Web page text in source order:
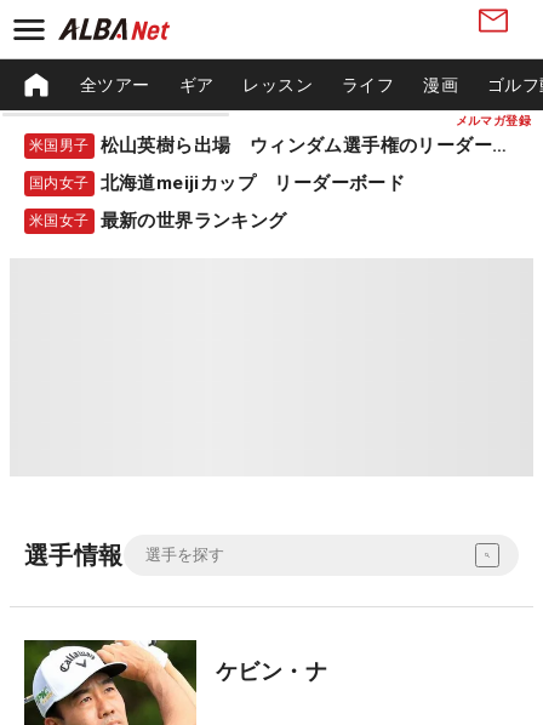
メルマガ登録
全ツアー ギア レッスン ライフ 漫画 ゴル
米国男子 松山英樹ら出場 ウィンダム選手権のリーダーボード
国内女子 北海道meijiカップ リーダーボード
米国女子 最新の世界ランキング
選手情報
ケビン・ナ